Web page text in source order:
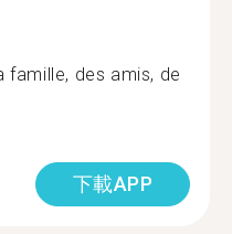
des amis, de
下載APP